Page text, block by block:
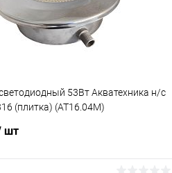
53Вт Акватехника н/с
(плитка) (AT16.04M)
шт